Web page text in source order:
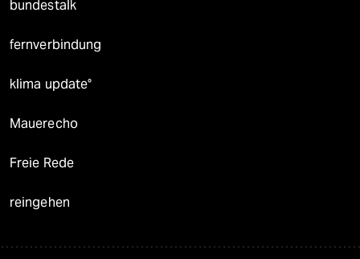
bundestalk
fernverbindung
klima update°
Mauerecho
Freie Rede
reingehen